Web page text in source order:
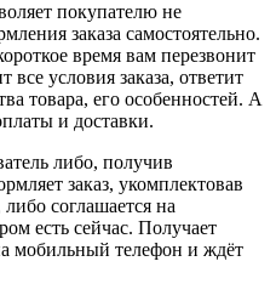
покупателю не
заказа самостоятельно.
время вам перезвонит
условия заказа, ответит
товара, его особенностей. А
и доставки.
либо, получив
заказ, укомплектовав
соглашается на
есть сейчас. Получает
мобильный телефон и ждёт